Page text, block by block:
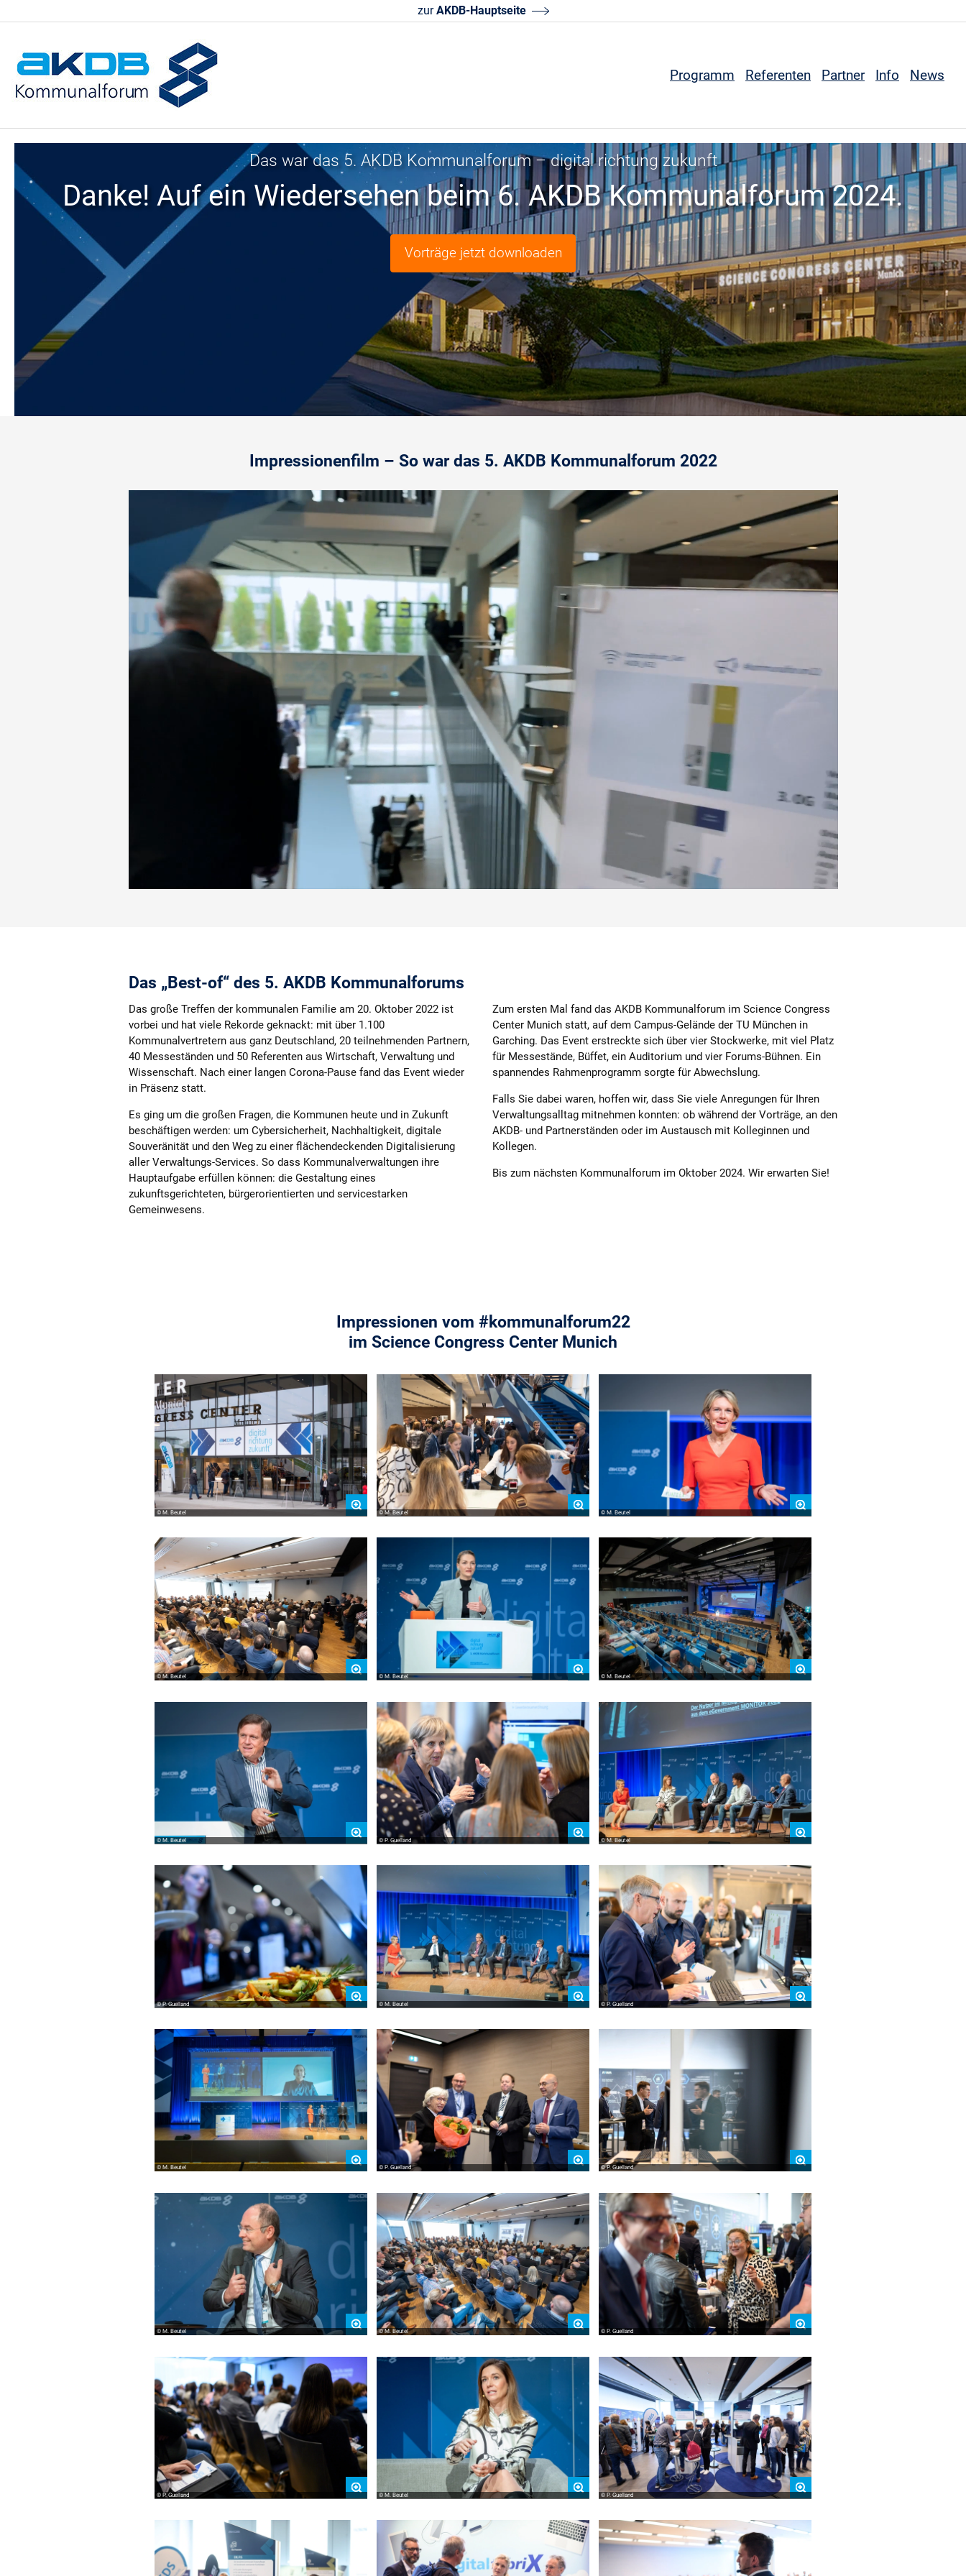
zurAKDB-Hauptseite
Programm Referenten Partner Info News
Das war das 5. AKDB Kommunalforum – digital richtung zukunft
Danke! Auf ein Wiedersehen beim 6. AKDB Kommunalforum 2024.
Vorträge jetzt downloaden
Impressionenfilm – So war das 5. AKDB Kommunalforum 2022
Das „Best-of“ des 5. AKDB Kommunalforums
Das große Treffen der kommunalen Familie am 20. Oktober 2022 ist
vorbei und hat viele Rekorde geknackt: mit über 1.100
Kommunalvertretern aus ganz Deutschland, 20 teilnehmenden Partnern,
40 Messeständen und 50 Referenten aus Wirtschaft, Verwaltung und
Wissenschaft. Nach einer langen Corona-Pause fand das Event wieder
in Präsenz statt.
Es ging um die großen Fragen, die Kommunen heute und in Zukunft
beschäftigen werden: um Cybersicherheit, Nachhaltigkeit, digitale
Souveränität und den Weg zu einer flächendeckenden Digitalisierung
aller Verwaltungs-Services. So dass Kommunalverwaltungen ihre
Hauptaufgabe erfüllen können: die Gestaltung eines
zukunftsgerichteten, bürgerorientierten und servicestarken
Gemeinwesens.
Zum ersten Mal fand das AKDB Kommunalforum im Science Congress
Center Munich statt, auf dem Campus-Gelände der TU München in
Garching. Das Event erstreckte sich über vier Stockwerke, mit viel Platz
für Messestände, Büffet, ein Auditorium und vier Forums-Bühnen. Ein
spannendes Rahmenprogramm sorgte für Abwechslung.
Falls Sie dabei waren, hoffen wir, dass Sie viele Anregungen für Ihren
Verwaltungsalltag mitnehmen konnten: ob während der Vorträge, an den
AKDB- und Partnerständen oder im Austausch mit Kolleginnen und
Kollegen.
Bis zum nächsten Kommunalforum im Oktober 2024. Wir erwarten Sie!
Impressionen vom #kommunalforum22
im Science Congress Center Munich
© M. Beutel © M. Beutel © M. Beutel
© M. Beutel © M. Beutel © M. Beutel
© M. Beutel © P. Guelland © M. Beutel
© P. Guelland © M. Beutel © P. Guelland
© M. Beutel © P. Guelland © P. Guelland
© M. Beutel © M. Beutel © P. Guelland
© P. Guelland © M. Beutel © P. Guelland